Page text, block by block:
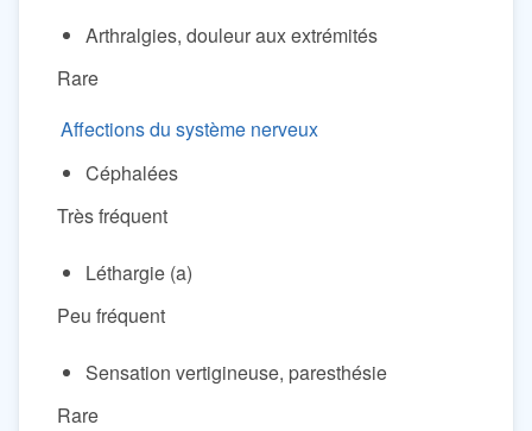
Arthralgies, douleur aux extrémités
Rare
Affections du système nerveux
Céphalées
Très fréquent
Léthargie (a)
Peu fréquent
Sensation vertigineuse, paresthésie
Rare